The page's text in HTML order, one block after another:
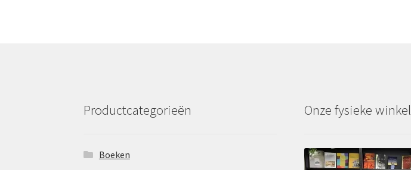
Productcategorieën
Boeken
Onze fysieke winkel